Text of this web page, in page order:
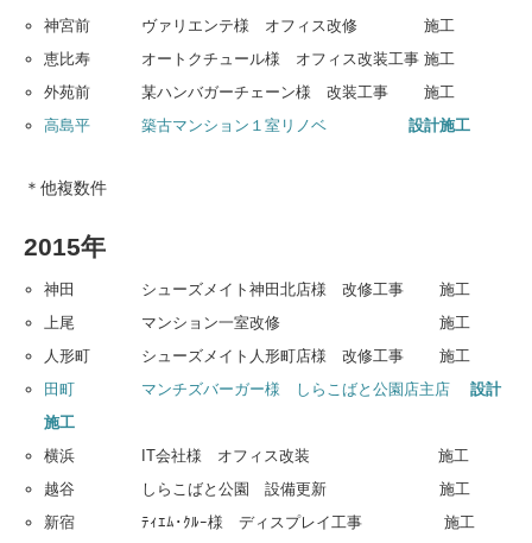
神宮前 ヴァリエンテ様 オフィス改修 施工
恵比寿 オートクチュール様 オフィス改装工事 施工
外苑前 某ハンバガーチェーン様 改装工事 施工
高島平 築古マンション１室リノベ 設計施工
＊他複数件
2015年
神田 シューズメイト神田北店様 改修工事 施工
上尾 マンション一室改修 施工
人形町 シューズメイト人形町店様 改修工事 施工
田町 マンチズバーガー様 しらこばと公園店主店 設計
施工
横浜 IT会社様 オフィス改装 施工
越谷 しらこばと公園 設備更新 施工
新宿 ﾃｨｴﾑ･ｸﾙｰ様 ディスプレイ工事 施工